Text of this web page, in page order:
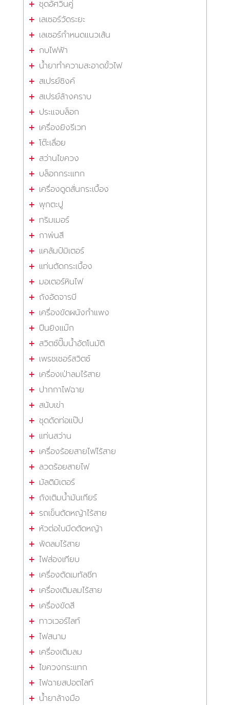
ชุดอัศวินคู่
เลเซอร์วัดระยะ
เลเซอร์กำหนดแนวเส้น
กบไฟฟ้า
น้ำยาทำความสะอาดขั้วไฟ
สเปรย์ซิงค์
สเปรย์ล้างคราบ
ประแจบล็อก
เครื่องยิงรีเวท
โต๊ะเลื่อย
สว่านไขควง
บล็อกกระแทก
เครื่องดูดสั่นกระเบื้อง
พุกตะปู
ทริมเมอร์
กาพ่นสี
แคล้มป์มิเตอร์
แท่นตัดกระเบื้อง
มอเตอร์หินไฟ
ถังอัดจารบี
เครื่องขัดผนังกำแพง
ปืนยิงแม๊ก
สวิตซ์ปั๊มน้ำอัตโนมัติ
เพรชเชอร์สวิตซ์
เครื่องเป่าลมไร้สาย
ปากกาไฟฉาย
สนับเข่า
ชุดดัดท่อแป๊ป
แท่นสว่าน
เครื่องร้อยสายไฟไร้สาย
ลวดร้อยสายไฟ
มัลติมิเตอร์
ถังเติมน้ำมันเกียร์
รถเข็นตัดหญ้าไร้สาย
หัวต่อใบมีดตัดหญ้า
พัดลมไร้สาย
ไฟส่องเทียบ
เครื่องตัดเมทัลชีท
เครื่องเติมลมไร้สาย
เครื่องขัดสี
ทาวเวอร์ไลท์
ไฟสนาม
เครื่องเติมลม
ไขควงกระแทก
ไฟฉายสปอตไลท์
น้ำยาล้างมือ